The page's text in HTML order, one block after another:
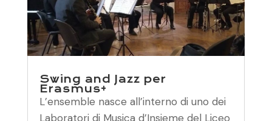
Swing and Jazz per
Erasmus+
L’ensemble nasce all’interno di uno dei
Laboratori di Musica d’Insieme del Liceo